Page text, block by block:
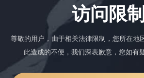
访问限
尊敬的用户，由于相关法律限制，您所在地
此造成的不便，我们深表歉意，您如有